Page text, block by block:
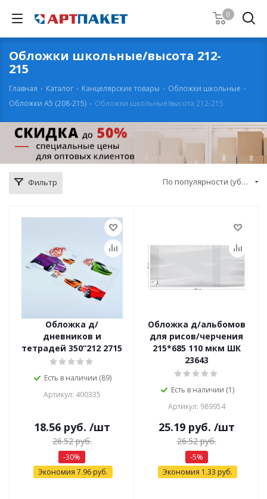
0
Обложки школьные/высота 212-
215
Главная - Каталог - Канцелярские товары - Обложки школьные -
Обложки А5 (208-215) - Обложки школьные/высота 212-215
Фильтр По популярности (убывание)
Обложка д/
дневников и
тетрадей 350“212 2715
Есть в наличии (89)
Артикул: 400335
18.56руб. /шт
26.52руб.
-30%
Экономия 7.96руб.
Обложка д/альбомов
для рисов/черчения
215*685 110 мкм ШК
23643
Есть в наличии (1)
Артикул: 989954
25.19руб. /шт
26.52руб.
-5%
Экономия 1.33 руб.